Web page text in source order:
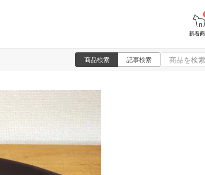
新着
商品検索 記事検索